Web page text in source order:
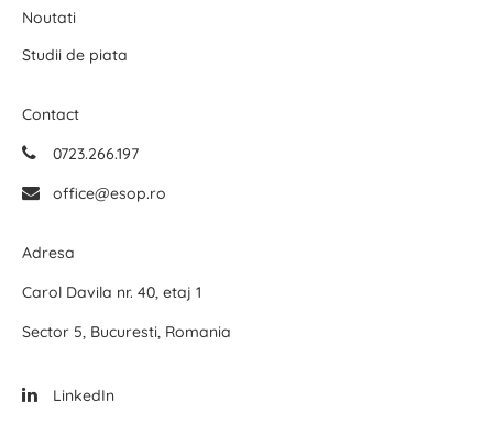
Noutati
Studii de piata
Contact
0723.266.197
office@esop.ro
Adresa
Carol Davila nr. 40, etaj 1
Sector 5, Bucuresti, Romania
LinkedIn